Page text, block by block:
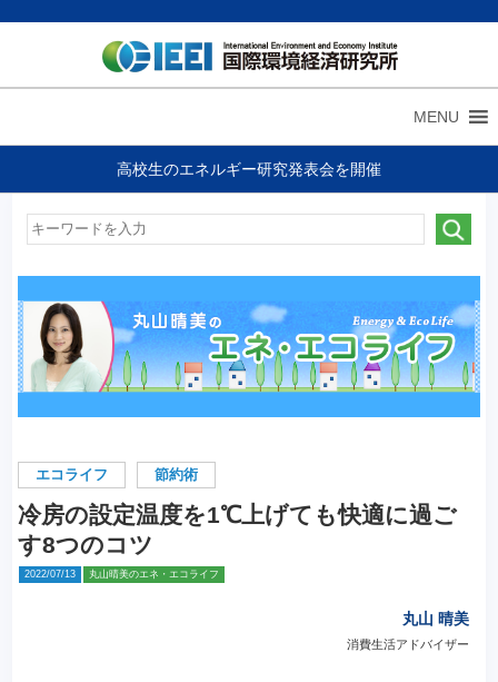
MENU
高校生のエネルギー研究発表会を開催
エコライフ 節約術
冷房の設定温度を1℃上げても快適に過ご
す8つのコツ
2022/07/13 丸山晴美のエネ・エコライフ
丸山 晴美
消費生活アドバイザー